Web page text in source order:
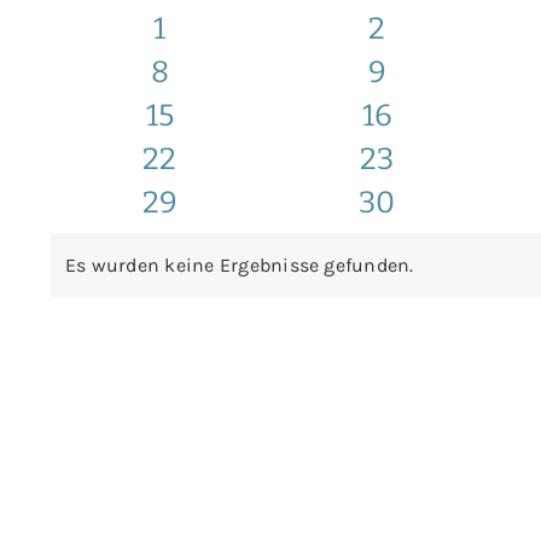
Veranstaltungen
0
Veranstaltungen
1
0
2
0
Veranstaltungen
8
0
9
0
Veranstaltungen
15
0
16
0
Veranstaltungen
22
0
23
0
Veranstaltungen
29
0
30
Hinweis
Es wurden keine Ergebnisse gefunden.